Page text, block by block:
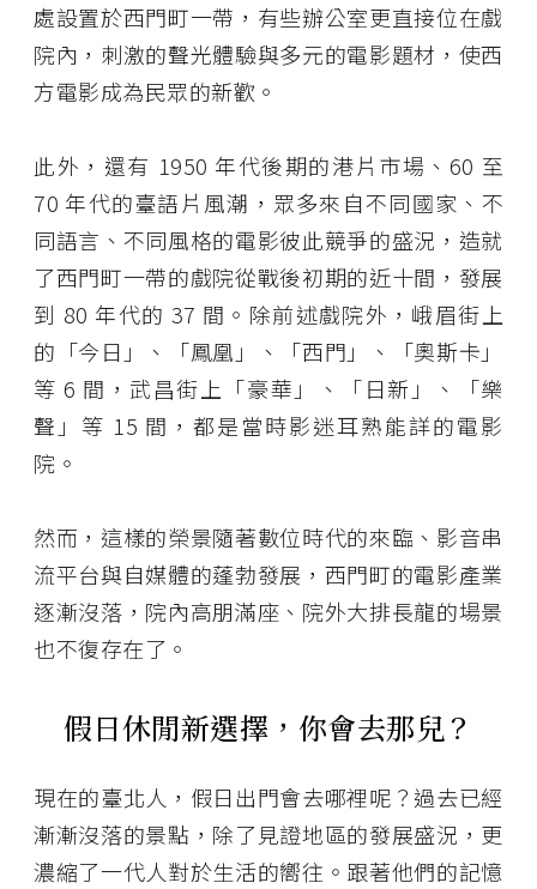
處設置於西門町一帶，有些辦公室更直接位在戲
院內，刺激的聲光體驗與多元的電影題材，使西
方電影成為民眾的新歡。
此外，還有 1950 年代後期的港片市場、60 至
70 年代的臺語片風潮，眾多來自不同國家、不
同語言、不同風格的電影彼此競爭的盛況，造就
了西門町一帶的戲院從戰後初期的近十間，發展
到 80 年代的 37 間。除前述戲院外，峨眉街上
的「今日」、「鳳凰」、「西門」、「奧斯卡」
等 6 間，武昌街上「豪華」、「日新」、「樂
聲」等 15 間，都是當時影迷耳熟能詳的電影
院。
然而，這樣的榮景隨著數位時代的來臨、影音串
流平台與自媒體的蓬勃發展，西門町的電影產業
逐漸沒落，院內高朋滿座、院外大排長龍的場景
也不復存在了。
假日休閒新選擇，你會去那兒？
現在的臺北人，假日出門會去哪裡呢？過去已經
漸漸沒落的景點，除了見證地區的發展盛況，更
濃縮了一代人對於生活的嚮往。跟著他們的記憶